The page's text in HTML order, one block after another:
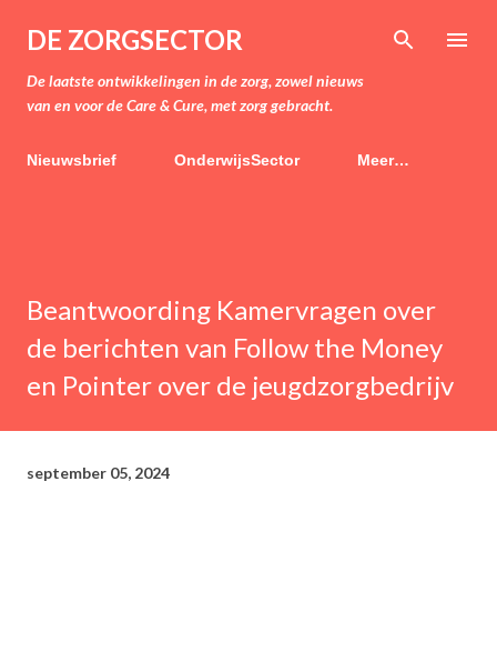
Doorgaan naar hoofdcontent
DE ZORGSECTOR
De laatste ontwikkelingen in de zorg, zowel nieuws
van en voor de Care & Cure, met zorg gebracht.
Nieuwsbrief OnderwijsSector Meer…
Beantwoording Kamervragen over
de berichten van Follow the Money
en Pointer over de jeugdzorgbedrijv
september 05, 2024